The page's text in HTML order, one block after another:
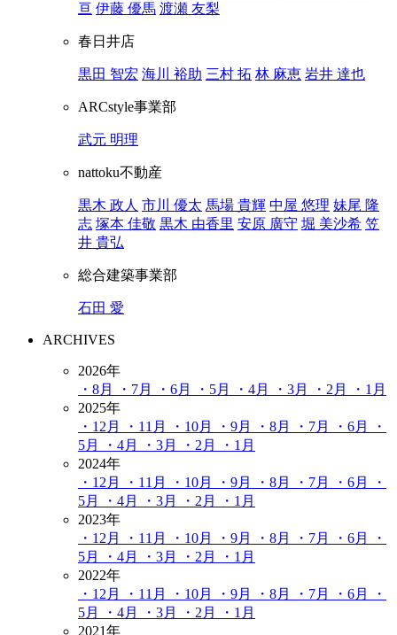
亘 伊藤 優馬 渡瀬 友梨
春日井店
黒田 智宏 海川 裕助 三村 拓 林 麻恵 岩井 達也
ARCstyle事業部
武元 明理
nattoku不動産
黒木 政人 市川 優太 馬場 貴輝 中屋 悠理 妹尾 隆
志 塚本 佳敬 黒木 由香里 安原 廣守 堀 美沙希 笠
井 貴弘
総合建築事業部
石田 愛
ARCHIVES
2026年
・8月
・7月 ・6月 ・5月 ・4月 ・3月 ・2月
・1月
2025年
・12月
・11月 ・10月 ・9月 ・8月 ・7月 ・6月
・
5月
・4月 ・3月 ・2月
・1月
2024年
・12月
・11月 ・10月 ・9月 ・8月 ・7月 ・6月
・
5月
・4月 ・3月 ・2月
・1月
2023年
・12月
・11月 ・10月 ・9月 ・8月 ・7月 ・6月
・
5月
・4月 ・3月 ・2月
・1月
2022年
・12月
・11月 ・10月 ・9月 ・8月 ・7月 ・6月
・
5月
・4月 ・3月 ・2月
・1月
2021年